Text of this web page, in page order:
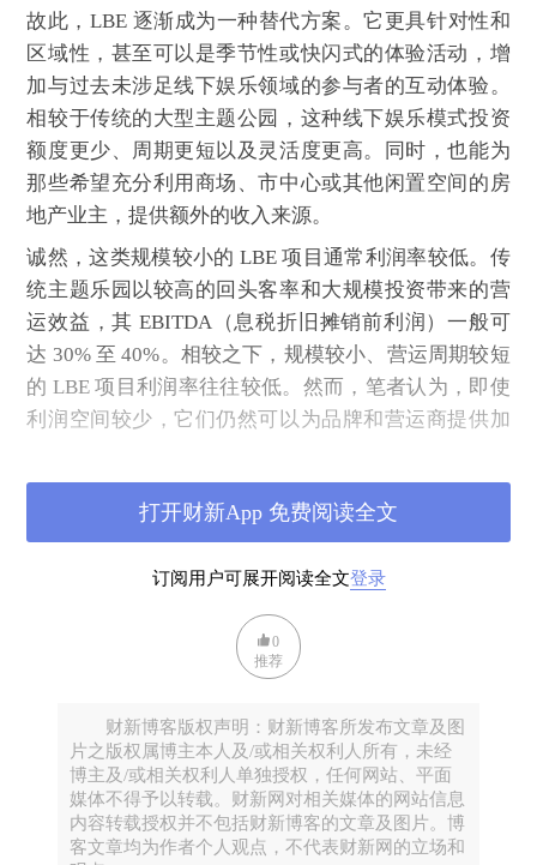
故此，LBE 逐渐成为一种替代方案。它更具针对性和
区域性，甚至可以是季节性或快闪式的体验活动，增
加与过去未涉足线下娱乐领域的参与者的互动体验。
相较于传统的大型主题公园，这种线下娱乐模式投资
额度更少、周期更短以及灵活度更高。同时，也能为
那些希望充分利用商场、市中心或其他闲置空间的房
地产业主，提供额外的收入来源。
诚然，这类规模较小的 LBE 项目通常利润率较低。传
统主题乐园以较高的回头客率和大规模投资带来的营
运效益，其 EBITDA（息税折旧摊销前利润）一般可
达 30% 至 40%。相较之下，规模较小、营运周期较短
的 LBE 项目利润率往往较低。然而，笔者认为，即使
利润空间较少，它们仍然可以为品牌和营运商提供加
最活跃的忠实顾客的价值远高于普通客户。有消费者
研究显示，Z 世代进行沉浸式体验的可能性是一般人
群的 1.5 倍，更是老一代的 4 倍。
曾几何时，业界纷纷预测互联网与居家虚拟现实将取
代实体场域。然而事实却证明，人类对于空间沉浸
感、集体仪式感以及生理感官刺激的渴望，是数位屏
场洗牌后，已不再仅是传统主题乐园或单纯的电玩空
间，而是演变成为一个融合了人工智能、混合实境、
触觉感知与非线性叙事的复合式黑科技领域。这不仅
是娱乐形式的更迭，更是一场关于人类如何感知现
实、如何在实体空间中与数码共生的根本性变革。
订阅用户可展开阅读全文登录
打开财新App 免费阅读全文
0
推荐
财新博客版权声明：财新博客所发布文章及图
片之版权属博主本人及/或相关权利人所有，未经
博主及/或相关权利人单独授权，任何网站、平面
媒体不得予以转载。财新网对相关媒体的网站信息
内容转载授权并不包括财新博客的文章及图片。博
客文章均为作者个人观点，不代表财新网的立场和